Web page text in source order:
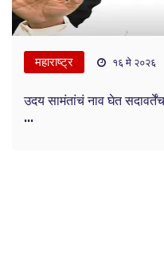
महाराष्ट्र १६ मे २०२६
उदय सामंतांचं नाव घेत
...